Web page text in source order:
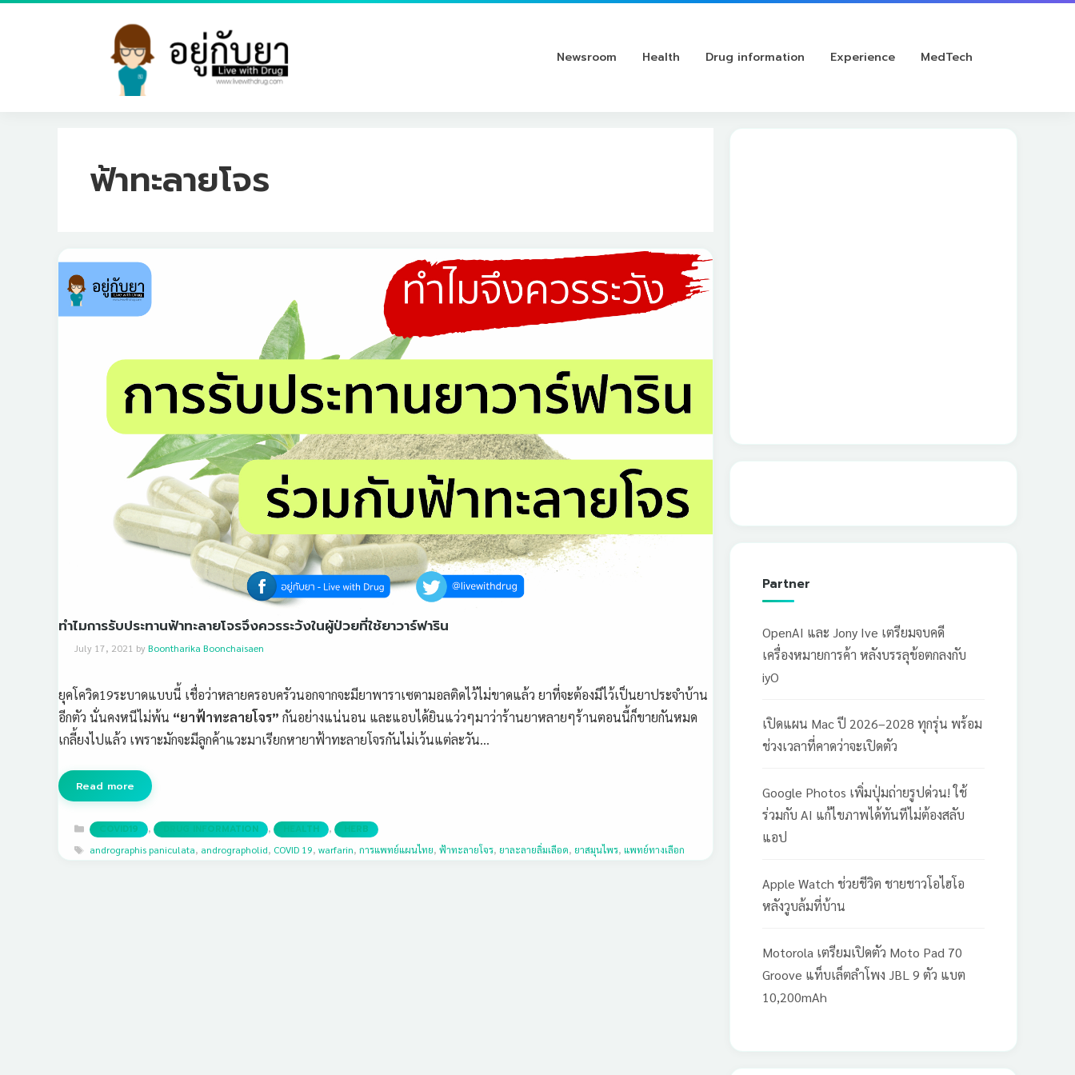
Newsroom Health Drug information Experience MedTech
ฟ้าทะลายโจร
ทำไมการรับประทานฟ้าทะลายโจรจึงควรระวังในผู้ป่วยที่ใช้ยาวาร์ฟาริน
July 17, 2021 by Boontharika Boonchaisaen
ยุคโควิด19ระบาดแบบนี้ เชื่อว่าหลายครอบครัวนอกจากจะมียาพาราเซตามอลติดไว้ไม่ขาดแล้ว ยาที่จะต้องมีไว้เป็นยาประจำบ้าน
อีกตัว นั่นคงหนีไม่พ้น “ยาฟ้าทะลายโจร” กันอย่างแน่นอน และแอบได้ยินแว่วๆมาว่าร้านยาหลายๆร้านตอนนี้ก็ขายกันหมด
เกลี้ยงไปแล้ว เพราะมักจะมีลูกค้าแวะมาเรียกหายาฟ้าทะลายโจรกันไม่เว้นแต่ละวัน…
Read more
Categories
COVID19 , DRUG INFORMATION , HEALTH , HERB
Tags
andrographis paniculata, andrographolid, COVID 19,warfarin,การแพทย์แผนไทย,ฟ้าทะลายโจร, ยาละลายลิ่มเลือด, ยาสมุนไพร, แพทย์ทางเลือก
Partner
OpenAI และ Jony Ive เตรียมจบคดี
เครื่องหมายการค้า หลังบรรลุข้อตกลงกับ
iyO
เปิดแผน Mac ปี 2026–2028 ทุกรุ่น พร้อม
ช่วงเวลาที่คาดว่าจะเปิดตัว
Google Photos เพิ่มปุ่มถ่ายรูปด่วน! ใช้
ร่วมกับ AI แก้ไขภาพได้ทันทีไม่ต้องสลับ
แอป
Apple Watch ช่วยชีวิต ชายชาวโอไฮโอ
หลังวูบล้มที่บ้าน
Motorola เตรียมเปิดตัว Moto Pad 70
Groove แท็บเล็ตลำโพง JBL 9 ตัว แบต
10,200mAh